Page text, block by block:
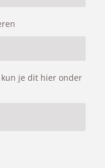
je dit hier onder